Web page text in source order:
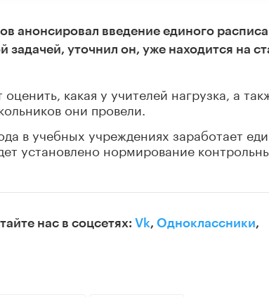
анонсировал введение единого
задачей, уточнил он, уже находится на
какая у учителей нагрузка, а
они провели.
в учебных учреждениях заработает
установлено нормирование
нас в соцсетях: Vk, Одноклассники,